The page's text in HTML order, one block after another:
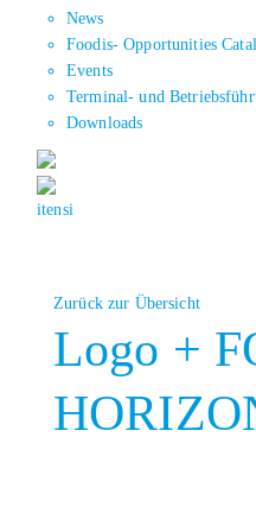
News
Foodis- Opportunities
Events
Terminal- und
Downloads
itensi
Zurück zur Übersicht
Logo +